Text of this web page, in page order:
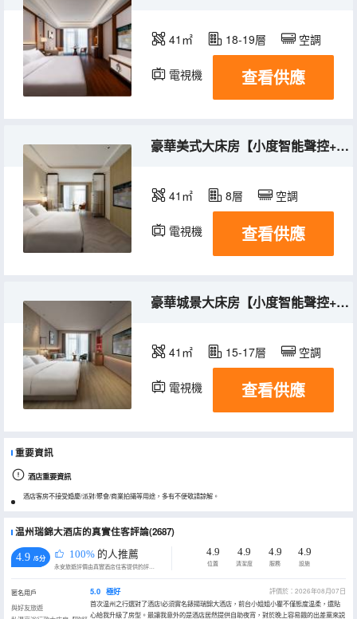
41㎡ 18-19層 空調
電視機 查看供應
豪華美式大床房【小度智能聲控+芝華仕床墊+智能投屏】
41㎡ 8層 空調
電視機 查看供應
豪華城景大床房【小度智能聲控+芝華仕床墊+智能投屏】
41㎡ 15-17層 空調
電視機 查看供應
重要資訊
酒店重要資訊
酒店客房不接受婚慶/派對/聚會/商業拍攝等用途，多有不便敬請諒解。
温州瑞錦大酒店的真實住客評論(2687)
4.9 /5分 100% 的人推薦
永安旅遊評價由真實酒店住客提供的評價。
4.9
位置
4.9
清潔度
4.9
服務
4.9
設施
匿名用戶
與好友旅遊
5.0 極好
評價於：2026年08月07日
首次温州之行選對了酒店!必須實名錶揚瑞錦大酒店，前台小姐姐小瞿不僅態度温柔，還貼
心給我升級了房型。最讓我意外的是酒店居然提供自助夜宵，對於晚上容易餓的出差黨來説